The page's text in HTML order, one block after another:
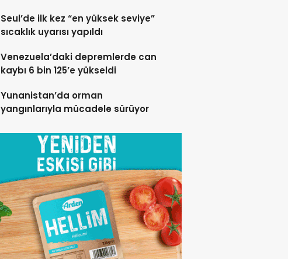
Seul’de ilk kez “en yüksek seviye”
sıcaklık uyarısı yapıldı
Venezuela’daki depremlerde can
kaybı 6 bin 125’e yükseldi
Yunanistan’da orman
yangınlarıyla mücadele sürüyor